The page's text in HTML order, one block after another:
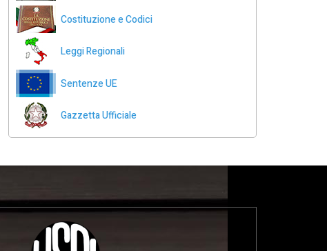
Costituzione e Codici
Leggi Regionali
Sentenze UE
Gazzetta Ufficiale